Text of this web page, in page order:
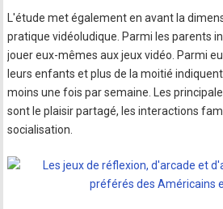
L'étude met également en avant la
pratique vidéoludique. Parmi les parents
jouer eux-mêmes aux jeux vidéo. Parmi
leurs enfants et plus de la moitié
moins une fois par semaine. Les
sont le plaisir partagé, les interactions
socialisation.